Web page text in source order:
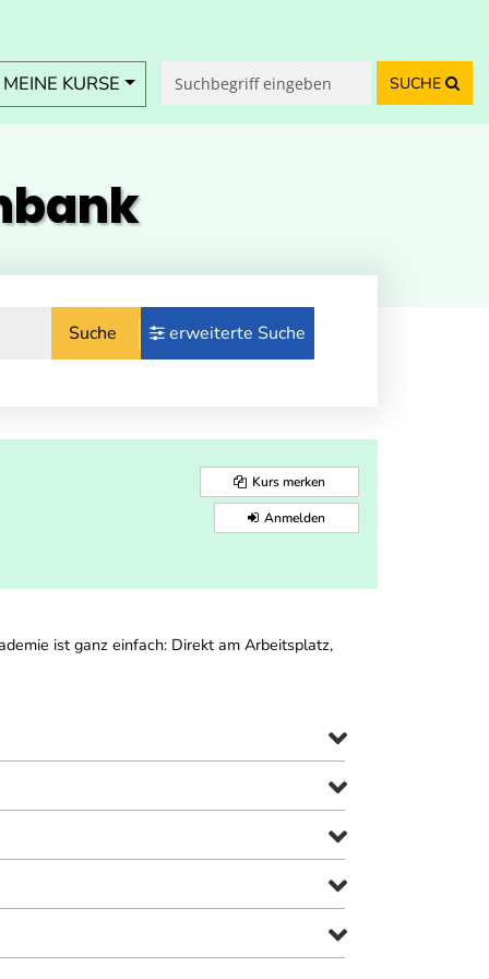
KURSE SUCHE
Suche erweiterte Suche
Kurs merken
Anmelden
ist ganz einfach: Direkt am Arbeitsplatz,